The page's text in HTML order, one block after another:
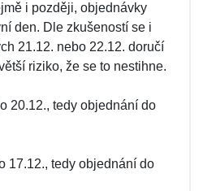
i později, objednávky
den. Dle zkušeností se i
21.12. nebo 22.12. doručí
riziko, že se to nestihne.
20.12., tedy objednání do
17.12., tedy objednání do